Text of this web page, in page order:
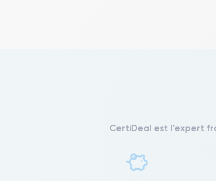
CertiDeal est l'expert